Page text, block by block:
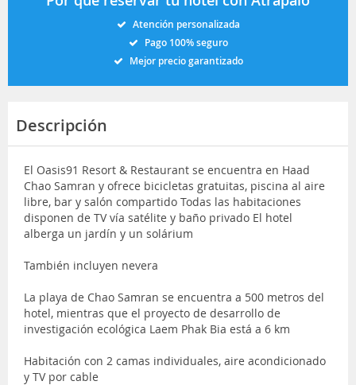
Atención personalizada
Pago 100% seguro
Mejor precio garantizado
Descripción
El Oasis91 Resort & Restaurant se encuentra en Haad
Chao Samran y ofrece bicicletas gratuitas, piscina al aire
libre, bar y salón compartido Todas las habitaciones
disponen de TV vía satélite y baño privado El hotel
alberga un jardín y un solárium
También incluyen nevera
La playa de Chao Samran se encuentra a 500 metros del
hotel, mientras que el proyecto de desarrollo de
investigación ecológica Laem Phak Bia está a 6 km
Habitación con 2 camas individuales, aire acondicionado
y TV por cable